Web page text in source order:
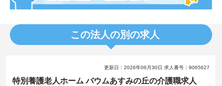
この法人の別の求人
更新日：2026年06月30日 求人番号：9065627
特別養護老人ホーム バウムあすみの丘の介護職求人